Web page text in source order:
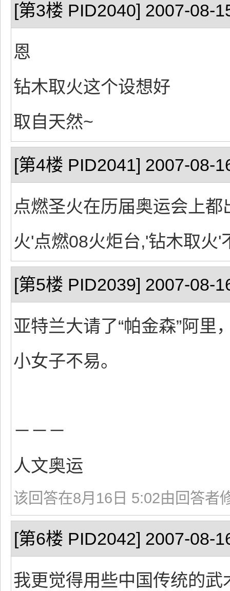
[第3楼 PID2040] 2007-08-
恩
钻木取火这个设想好
取自天然~
[第4楼 PID2041] 2007-08-
点燃圣火在历届奥运会上
火'点燃08火炬台,'钻木取火'
[第5楼 PID2039] 2007-08-
亚特兰大请了“帕金森”阿
小女子不易。
－－－
人文奥运
该回答在8月16日 5:02由回答者
[第6楼 PID2042] 2007-08-
我更觉得用些中国传统的武